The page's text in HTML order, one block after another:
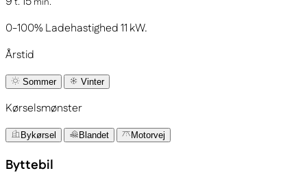
0-100% Ladehastighed11 kW.
Årstid
Sommer Vinter
Kørselsmønster
Bykørsel Blandet Motorvej
Byttebil